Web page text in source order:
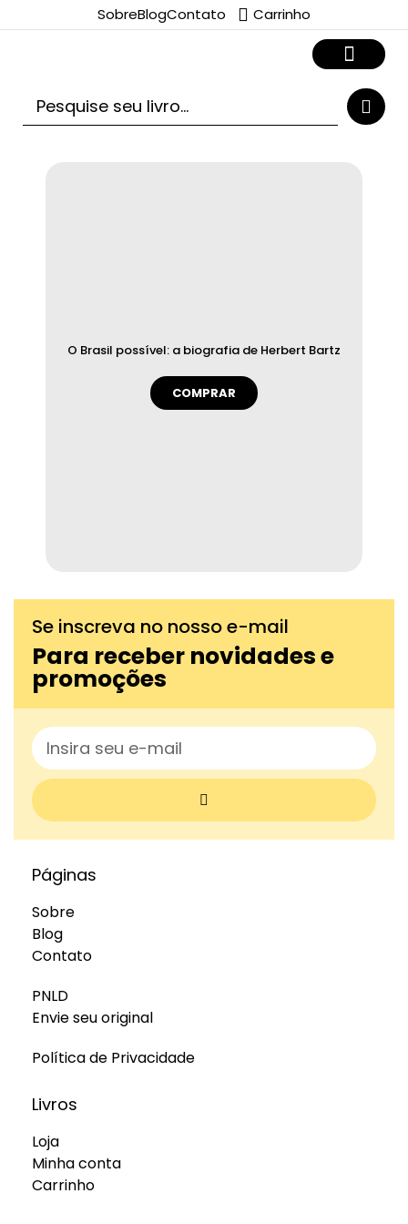
SobreBlogContato Carrinho
O Brasil possível: a biografia de Herbert Bartz
COMPRAR
Se inscreva no nosso e-mail
Para receber novidades e
promoções
Páginas
Sobre
Blog
Contato
PNLD
Envie seu original
Política de Privacidade
Livros
Loja
Minha conta
Carrinho